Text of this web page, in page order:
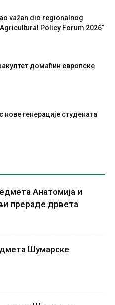
važan dio regionalnog
Policy Forum 2026“
домаћин европске
нове генерације студената
Анатомија и
прераде дрвета
Шумарске